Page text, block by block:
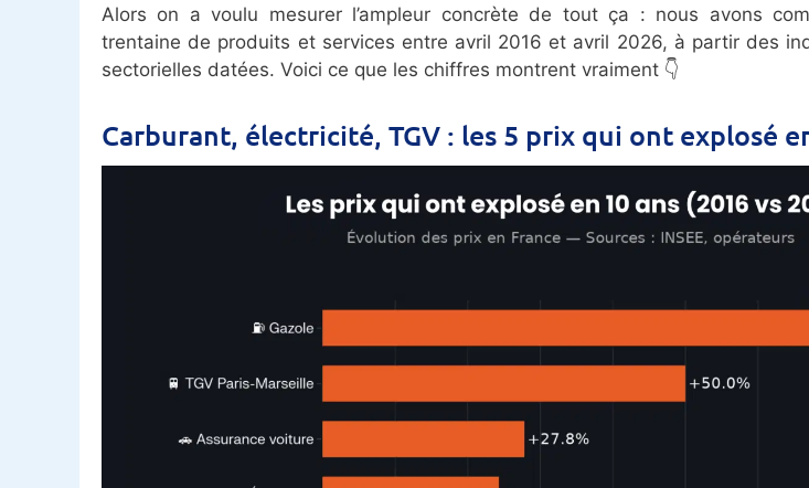
Alors on a voulu mesurer l’ampleur concrète de tout ça : nous avons
trentaine de produits et services entre avril 2016 et avril 2026, à partir des
sectorielles datées. Voici ce que les chiffres montrent vraiment 👇
Carburant, électricité, TGV : les 5 prix qui ont explosé